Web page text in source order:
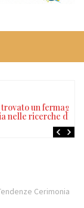
un fermaglio
nelle ricerche di
Cerimonia